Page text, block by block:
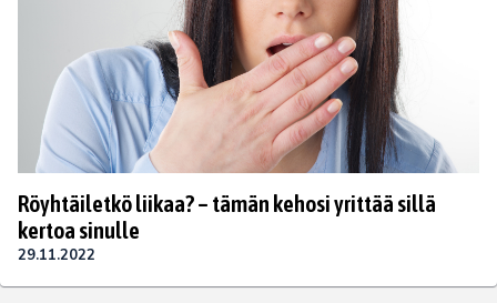
Röyhtäiletkö liikaa? – tämän kehosi yrittää sillä
kertoa sinulle
29.11.2022